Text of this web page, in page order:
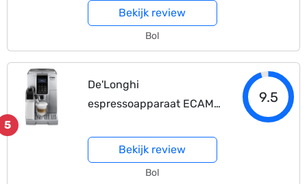
espressomachine – Pebble
Grey
Bekijk review
Bol
5
De'Longhi
espressoapparaat ECAM
9.5
Bekijk review
Bol